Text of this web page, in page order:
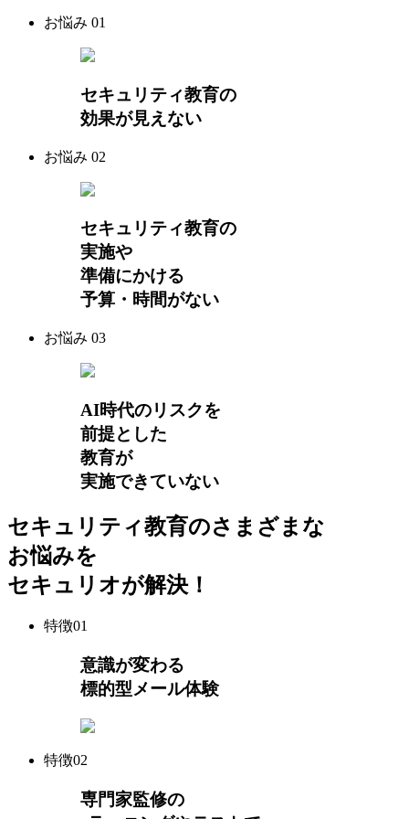
お悩み 01
セキュリティ教育の
効果が見えない
お悩み 02
セキュリティ教育の
実施や
準備にかける
予算・時間がない
お悩み 03
AI時代のリスクを
前提とした
教育が
実施できていない
セキュリティ教育のさまざまな
お悩みを
セキュリオが解決！
特徴01
意識が変わる
標的型メール体験
特徴02
専門家監修の